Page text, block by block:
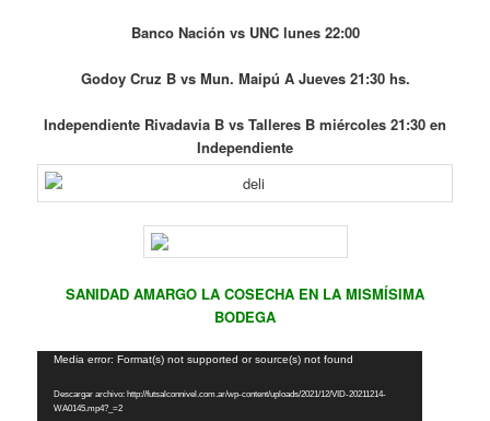
Banco Nación vs UNC lunes 22:00
Godoy Cruz B vs Mun. Maipú A Jueves 21:30 hs.
Independiente Rivadavia B vs Talleres B miércoles 21:30 en
Independiente
SANIDAD AMARGO LA COSECHA EN LA MISMÍSIMA
BODEGA
Reproductor
vídeo
Media error: Format(s) not supported or source(s) not found
Descargar archivo: http://futsalconnivel.com.ar/wp-content/uploads/2021/12/VID-20211214-
WA0145.mp4?_=2